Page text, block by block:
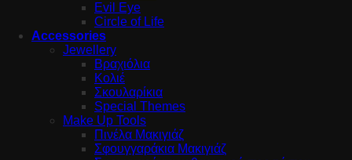
Evil Eye
Circle of Life
Accessories
Jewellery
Βραχιόλια
Κολιέ
Σκουλαρίκια
Special Themes
Make Up Tools
Πινέλα Μακιγιάζ
Σφουγγαράκια Μακιγιάζ